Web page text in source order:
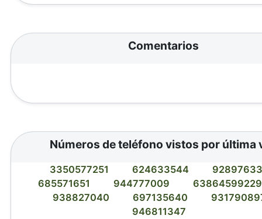
Comentarios
Números de teléfono vistos por última
3350577251 624633544
685571651
944777009
938827040
697135640
946811347